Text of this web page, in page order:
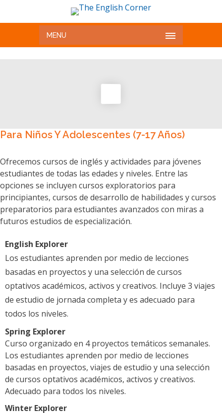
MENU
Para Niños Y Adolescentes (7-17 Años)
Ofrecemos cursos de inglés y actividades para jóvenes
estudiantes de todas las edades y niveles. Entre las
opciones se incluyen cursos exploratorios para
principiantes, cursos de desarrollo de habilidades y cursos
preparatorios para estudiantes avanzados con miras a
futuros estudios de especialización.
English Explorer
Los estudiantes aprenden por medio de lecciones
basadas en proyectos y una selección de cursos
optativos académicos, activos y creativos. Incluye 3 viajes
de estudio de jornada completa y es adecuado para
todos los niveles.
Spring Explorer
Curso organizado en 4 proyectos temáticos semanales.
Los estudiantes aprenden por medio de lecciones
basadas en proyectos, viajes de estudio y una selección
de cursos optativos académicos, activos y creativos.
Adecuado para todos los niveles.
Winter Explorer